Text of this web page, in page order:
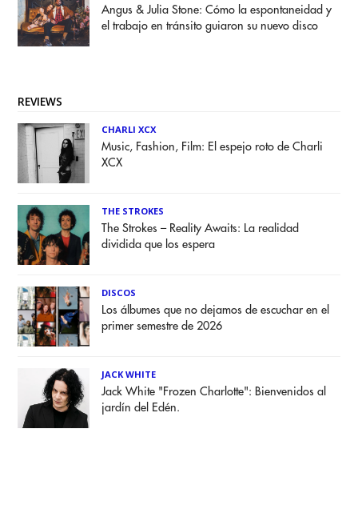
Angus & Julia Stone: Cómo la espontaneidad y
el trabajo en tránsito guiaron su nuevo disco
REVIEWS
CHARLI XCX
Music, Fashion, Film: El espejo roto de Charli
XCX
THE STROKES
The Strokes – Reality Awaits: La realidad
dividida que los espera
DISCOS
Los álbumes que no dejamos de escuchar en el
primer semestre de 2026
JACK WHITE
Jack White "Frozen Charlotte": Bienvenidos al
jardín del Edén.